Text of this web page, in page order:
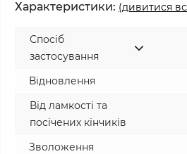
Характеристики: (дивитися
Спосіб
застосування
Відновлення
Від ламкості та
посічених кінчиків
Зволоження